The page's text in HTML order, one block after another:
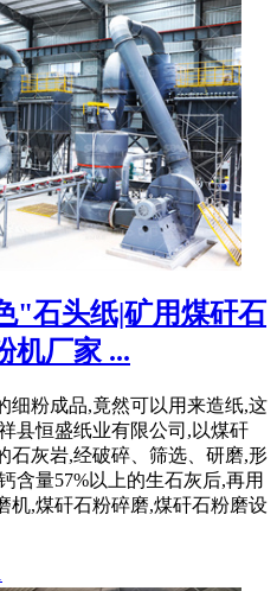
"石头纸|矿用煤矸石
机厂家 ...
细粉成品,竟然可以用来造纸,这
县恒盛纸业有限公司,以煤矸
石灰岩,经破碎、筛选、研磨,形
含量57%以上的生石灰后,再用
机,煤矸石粉碎磨,煤矸石粉磨设